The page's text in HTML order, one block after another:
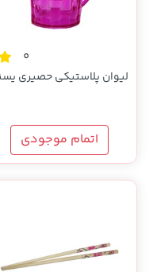
0
لیوان پلاستیکی حصیری
اتمام موجودی